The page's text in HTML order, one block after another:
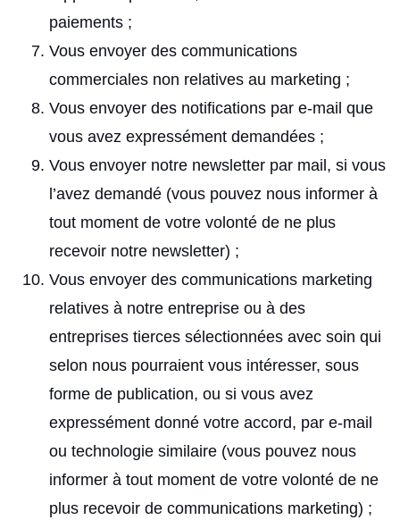
paiements ;
Vous envoyer des communications
commerciales non relatives au marketing ;
Vous envoyer des notifications par e-mail que
vous avez expressément demandées ;
Vous envoyer notre newsletter par mail, si vous
l’avez demandé (vous pouvez nous informer à
tout moment de votre volonté de ne plus
recevoir notre newsletter) ;
Vous envoyer des communications marketing
relatives à notre entreprise ou à des
entreprises tierces sélectionnées avec soin qui
selon nous pourraient vous intéresser, sous
forme de publication, ou si vous avez
expressément donné votre accord, par e-mail
ou technologie similaire (vous pouvez nous
informer à tout moment de votre volonté de ne
plus recevoir de communications marketing) ;